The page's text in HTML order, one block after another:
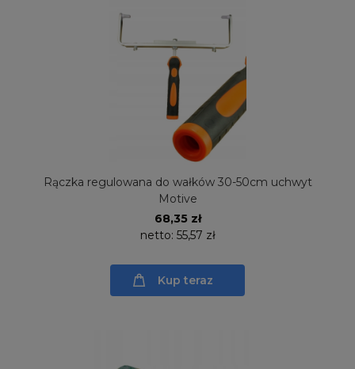
Rączka regulowana do wałków 30-50cm uchwyt
Motive
68,35 zł
netto: 55,57 zł
Kup teraz